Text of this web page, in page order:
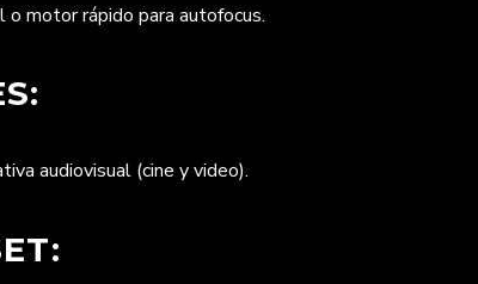
motor rápido para autofocus.
audiovisual (cine y video).